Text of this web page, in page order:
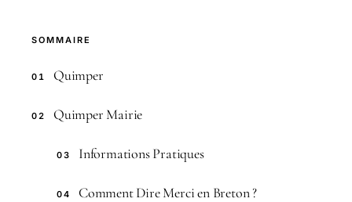
SOMMAIRE
01 Quimper
02 Quimper Mairie
03 Informations Pratiques
04 Comment Dire Merci en Breton ?